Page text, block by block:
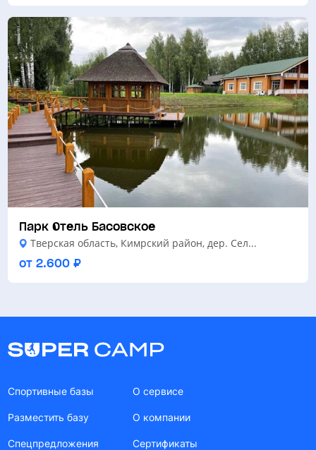
Парк Отель Басовское
Тверская область, Кимрский район, дер. Сел...
от 2.600 ₽
Спортивные базы
Разместить базу
Спецпредложения
О сервисе
О компании
Сертификаты